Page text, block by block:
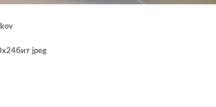
jpeg